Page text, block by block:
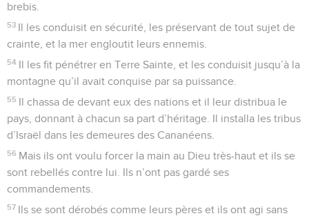
brebis.
53 Il les conduisit en sécurité, les préservant de tout sujet de
crainte, et la mer engloutit leurs ennemis.
54 Il les fit pénétrer en Terre Sainte, et les conduisit jusqu’à la
montagne qu’il avait conquise par sa puissance.
55 Il chassa de devant eux des nations et il leur distribua le
pays, donnant à chacun sa part d’héritage. Il installa les tribus
d’Israël dans les demeures des Cananéens.
56 Mais ils ont voulu forcer la main au Dieu très-haut et ils se
sont rebellés contre lui. Ils n’ont pas gardé ses
commandements.
57 Ils se sont dérobés comme leurs pères et ils ont agi sans